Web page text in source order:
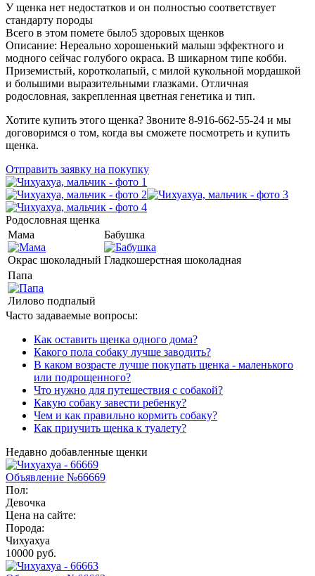
У щенка нет недостатков и он полностью соответствует
стандарту породы
Всего в этом помете было5 здоровых щенков
Описание: Нереально хорошенький малыш эффектного и
модного сейчас голубого окраса. В шикарном типе кобби.
Приземистый, коротколапый, с милой кукольной мордашкой
и большими выразительными глазками. Отличная
родословная, закрепленная цветная генетика и тип.
Хотите купить этого щенка? Звоните 8-916-662-55-24 и мы
договоримся о том, когда вы сможете посмотреть и купить
щенка.
Отправить заявку на покупку
Родословная щенка
Мама
Окрас шоколадный
Бабушка
Гладкошерстная шоколадная
Папа
Лилово подпалый
Часто задаваемые вопросы:
Как оставить щенка одного дома?
Какого пола собаку лучше заводить?
В каком возрасте лучше покупать щенка - маленького
или подрощенного?
Что нужно для путешествия с собакой?
Какую собаку завести ребенку?
Чем и как правильно кормить собаку?
Как приучить щенка к туалету?
Недавно добавленные щенки
Объявление №66669
Пол:
Девочка
Цена на сайте:
Порода:
Чихуахуа
10000 руб.